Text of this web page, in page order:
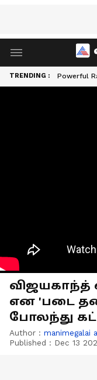
TRENDING : Powerful
விஜயகாந்த்
என 'படை
போலந்து
பாண்டியன்!
Author : manimegalai a
Published : Dec 13